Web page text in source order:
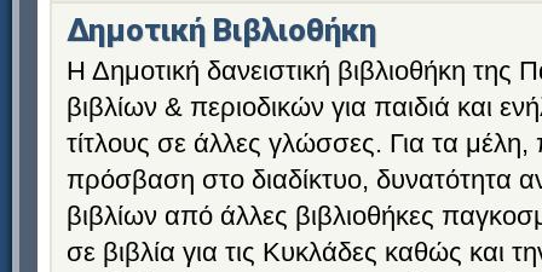
Δημοτική Βιβλιοθήκη
Η Δημοτική δανειστική βιβλιοθήκη
βιβλίων & περιοδικών για παιδιά και
τίτλους σε άλλες γλώσσες. Για τα μέλη,
πρόσβαση στο διαδίκτυο, δυνατότητα
βιβλίων από άλλες βιβλιοθήκες
σε βιβλία για τις Κυκλάδες καθώς και